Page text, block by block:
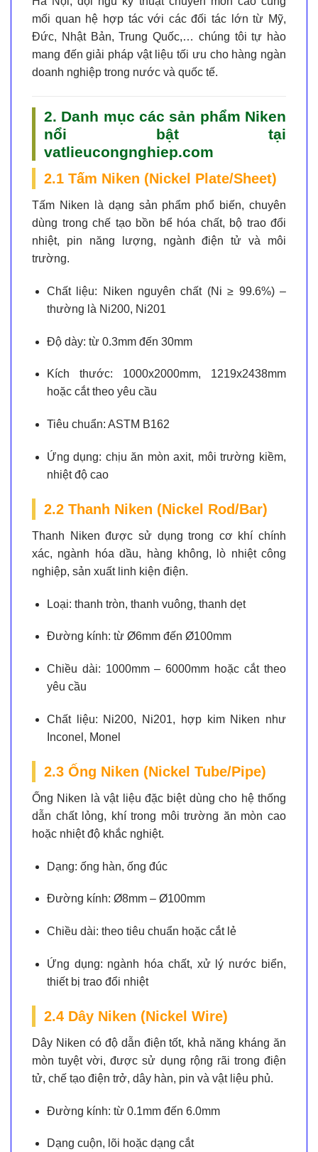
mối quan hệ hợp tác với các đối tác lớn từ Mỹ,
Đức, Nhật Bản, Trung Quốc,… chúng tôi tự hào
mang đến giải pháp vật liệu tối ưu cho hàng ngàn
doanh nghiệp trong nước và quốc tế.
2. Danh mục các sản phẩm Niken
nổi bật tại
vatlieucongnghiep.com
2.1 Tấm Niken (Nickel Plate/Sheet)
Tấm Niken là dạng sản phẩm phổ biến, chuyên
dùng trong chế tạo bồn bể hóa chất, bộ trao đổi
nhiệt, pin năng lượng, ngành điện tử và môi
trường.
Chất liệu: Niken nguyên chất (Ni ≥ 99.6%) –
thường là Ni200, Ni201
Độ dày: từ 0.3mm đến 30mm
Kích thước: 1000x2000mm, 1219x2438mm
hoặc cắt theo yêu cầu
Tiêu chuẩn: ASTM B162
Ứng dụng: chịu ăn mòn axit, môi trường kiềm,
nhiệt độ cao
2.2 Thanh Niken (Nickel Rod/Bar)
Thanh Niken được sử dụng trong cơ khí chính
xác, ngành hóa dầu, hàng không, lò nhiệt công
nghiệp, sản xuất linh kiện điện.
Loại: thanh tròn, thanh vuông, thanh dẹt
Đường kính: từ Ø6mm đến Ø100mm
Chiều dài: 1000mm – 6000mm hoặc cắt theo
yêu cầu
Chất liệu: Ni200, Ni201, hợp kim Niken như
Inconel, Monel
2.3 Ống Niken (Nickel Tube/Pipe)
Ống Niken là vật liệu đặc biệt dùng cho hệ thống
dẫn chất lỏng, khí trong môi trường ăn mòn cao
hoặc nhiệt độ khắc nghiệt.
Dạng: ống hàn, ống đúc
Đường kính: Ø8mm – Ø100mm
Chiều dài: theo tiêu chuẩn hoặc cắt lẻ
Ứng dụng: ngành hóa chất, xử lý nước biển,
thiết bị trao đổi nhiệt
2.4 Dây Niken (Nickel Wire)
Dây Niken có độ dẫn điện tốt, khả năng kháng ăn
mòn tuyệt vời, được sử dụng rộng rãi trong điện
tử, chế tạo điện trở, dây hàn, pin và vật liệu phủ.
Đường kính: từ 0.1mm đến 6.0mm
Dạng cuộn, lõi hoặc dạng cắt